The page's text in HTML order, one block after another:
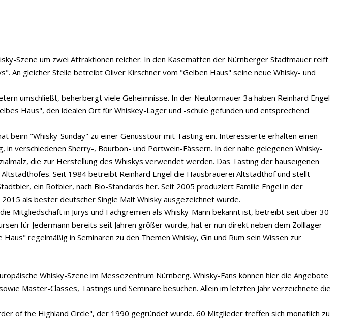
Szene um zwei Attraktionen reicher: In den Kasematten der Nürnberger Stadtmauer reift
An gleicher Stelle betreibt Oliver Kirschner vom "Gelben Haus" seine neue Whisky- und
umschließt, beherbergt viele Geheimnisse. In der Neutormauer 3a haben Reinhard Engel
Haus", den idealen Ort für Whiskey-Lager und -schule gefunden und entsprechend
beim "Whisky-Sunday" zu einer Genusstour mit Tasting ein. Interessierte erhalten einen
verschiedenen Sherry-, Bourbon- und Portwein-Fässern. In der nahe gelegenen Whisky-
die zur Herstellung des Whiskys verwendet werden. Das Tasting der hauseigenen
Seit 1984 betreibt Reinhard Engel die Hausbrauerei Altstadthof und stellt
ein Rotbier, nach Bio-Standards her. Seit 2005 produziert Familie Engel in der
als bester deutscher Single Malt Whisky ausgezeichnet wurde.
Mitgliedschaft in Jurys und Fachgremien als Whisky-Mann bekannt ist, betreibt seit über 30
für Jedermann bereits seit Jahren größer wurde, hat er nun direkt neben dem Zolllager
regelmäßig in Seminaren zu den Themen Whisky, Gin und Rum sein Wissen zur
Whisky-Szene im Messezentrum Nürnberg. Whisky-Fans können hier die Angebote
Master-Classes, Tastings und Seminare besuchen. Allein im letzten Jahr verzeichnete die
of the Highland Circle", der 1990 gegründet wurde. 60 Mitglieder treffen sich monatlich zu